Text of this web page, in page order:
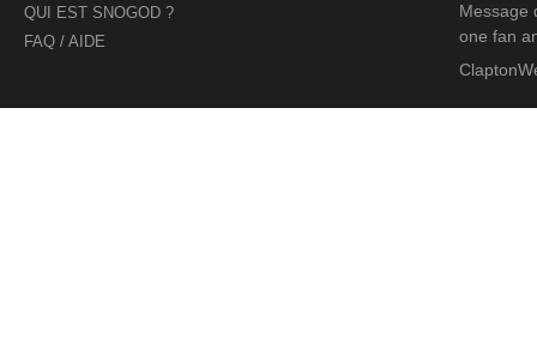
QUI EST SNOGOD ?
FAQ / AIDE
Message
one fan